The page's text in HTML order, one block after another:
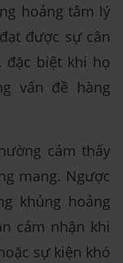
hoảng tâm lý
được sự cân
đặc biệt khi họ
vấn đề hàng
cảm thấy
mang. Ngược
khủng hoảng
cảm nhận khi
sự kiện khó